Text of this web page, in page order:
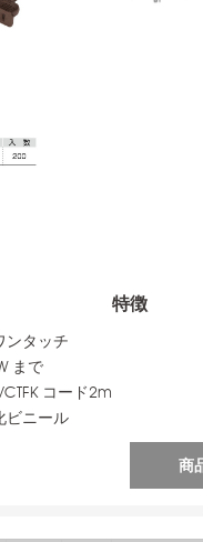
特徴
ンタッチ
まで
コード2m
ビニール
商